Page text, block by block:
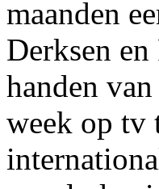
maanden
Derksen
handen
week op tv